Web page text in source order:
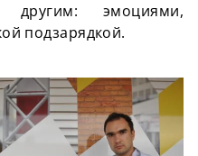
эмоциями,
подзарядкой.